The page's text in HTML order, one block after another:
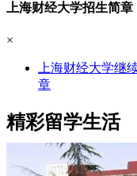
上海财经大学招生简章
×
上海财经大学继
章
精彩留学生活